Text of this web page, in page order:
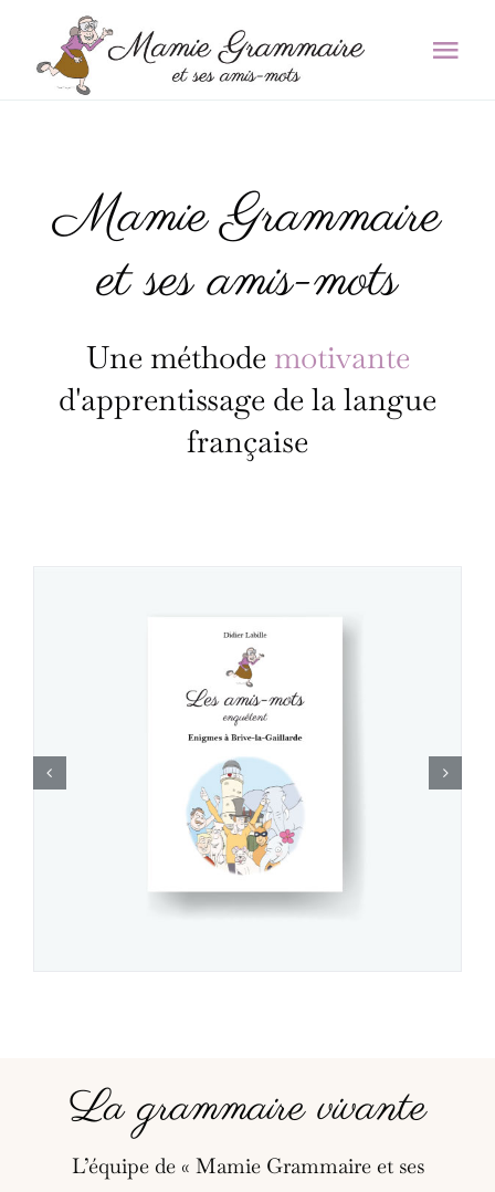
La méthode
Contact
Mamie Grammaire
et ses amis-mots
Une méthode
d'apprentissage de la langue
française
La grammaire vivante
L’équipe de « Mamie Grammaire et ses